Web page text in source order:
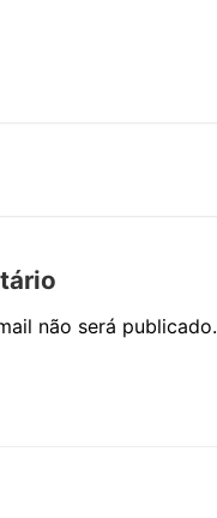
não será publicado.